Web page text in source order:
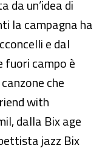
un’idea di
la campagna ha
e dal
fuori campo è
che
with
dalla Bix age
jazz Bix